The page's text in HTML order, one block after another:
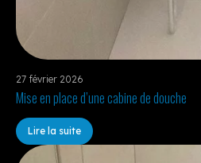
27 février 2026
Mise en place d’une cabine de douche
Lire la suite